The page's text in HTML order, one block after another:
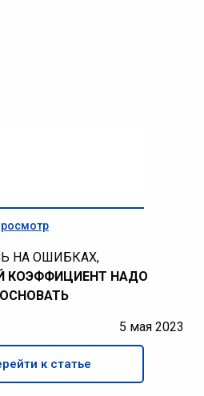
НА ОШИБКАХ,
НАДО
5 мая 2023
к статье